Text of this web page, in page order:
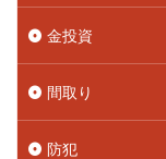
金投資
間取り
防犯